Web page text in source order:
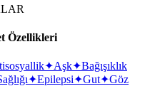
Özellikleri
✦Aşk✦Bağışıklık
✦Epilepsi✦Gut✦Göz